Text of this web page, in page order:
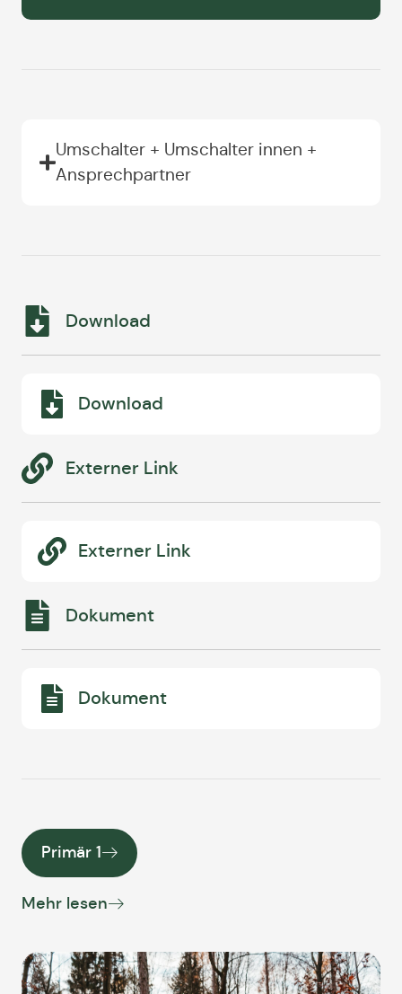
Umschalter + Umschalter innen +
Ansprechpartner
Download
Download
Externer Link
Externer Link
Dokument
Dokument
Primär 1
Mehr lesen